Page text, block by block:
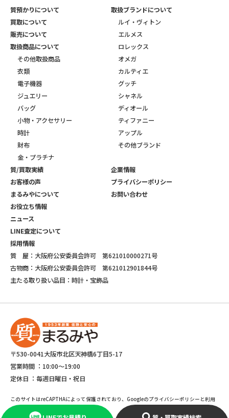
質預かりについて
買取について
販売について
取扱商品について
その他取扱商品
衣類
電子機器
ジュエリー
バッグ
小物・アクセサリー
時計
財布
金・プラチナ
取扱ブランドについて
ルイ・ヴィトン
エルメス
ロレックス
オメガ
カルティエ
グッチ
シャネル
ディオール
ティファニー
アップル
その他ブランド
質/買取実績
お客様の声
まるみやについて
お役立ち情報
ニュース
LINE査定について
採用情報
企業情報
プライバシーポリシー
お問い合わせ
質 屋：大阪府公安委員会許可 第621010000271号
古物商：大阪府公安委員会許可 第621012901844号
主たる取り扱い品目：時計・宝飾品
〒530-0041大阪市北区天神橋6丁目5-17
営業時間 ： 10:00～19:00
定休日 ： 毎週日曜日・祝日
このサイトはreCAPTHAによって保護されており、Googleのプライバシーポリシーと利用
規約が適応されます。